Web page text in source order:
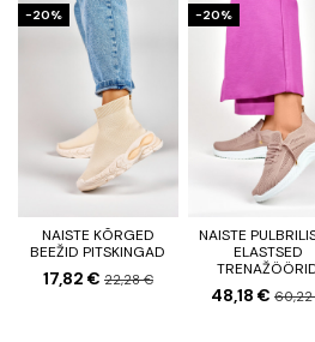
−20%
NAISTE KÕRGED
BEEŽID PITSKINGAD
17,82 € 22,28 €
−20%
NAISTE
ELASTSED
48,18 €